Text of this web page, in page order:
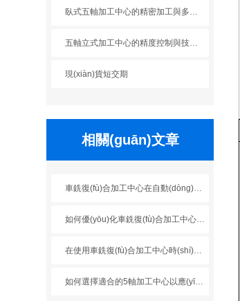
臥式五軸加工中心的精密加工與多軸控制技術(shù)分析
五軸立式加工中心的精度控制與技術(shù)優(yōu)勢(shì)解析
現(xiàn)貨短交期
相關(guān)文章
車銑復(fù)合加工中心在自動(dòng)化生產(chǎn)線中的作用與集成
如何優(yōu)化車銑復(fù)合加工中心的加工工藝？
在使用車銑復(fù)合加工中心時(shí)的安全準(zhǔn)則
如何選擇適合的5軸加工中心以應(yīng)對(duì)復(fù)雜加工需求？